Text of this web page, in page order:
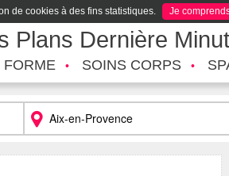
de cookies à des fins statistiques. Je
Plans Dernière
FORME SOINS CORPS